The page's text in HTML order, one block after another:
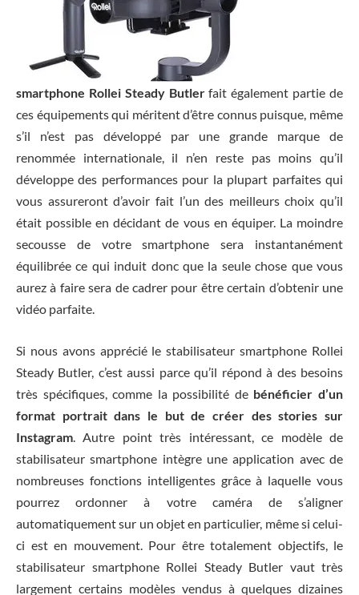
smartphone Rollei Steady Butlerfait également partie de
ces équipements qui méritent d’être connus puisque, même
s’il n’est pas développé par une grande marque de
renommée internationale, il n’en reste pas moins qu’il
développe des performances pour la plupart parfaites qui
vous assureront d’avoir fait l’un des meilleurs choix qu’il
était possible en décidant de vous en équiper. La moindre
secousse de votre smartphone sera instantanément
équilibrée ce qui induit donc que la seule chose que vous
aurez à faire sera de cadrer pour être certain d’obtenir une
vidéo parfaite.
Si nous avons apprécié le stabilisateur smartphone Rollei
Steady Butler, c’est aussi parce qu’il répond à des besoins
très spécifiques, comme la possibilité de bénéficier d’un
format portrait dans le but de créer des stories sur
Instagram. Autre point très intéressant, ce modèle de
stabilisateur smartphone intègre une application avec de
nombreuses fonctions intelligentes grâce à laquelle vous
pourrez ordonner à votre caméra de s’aligner
automatiquement sur un objet en particulier, même si celui-
ci est en mouvement. Pour être totalement objectifs, le
stabilisateur smartphone Rollei Steady Butler vaut très
largement certains modèles vendus à quelques dizaines